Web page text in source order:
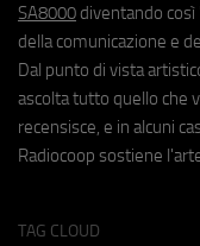
SA8000 diventando
della comunicazione e
Dal punto di vista
ascolta tutto quello che
recensisce, e in alcuni
Radiocoop sostiene
TAG CLOUD